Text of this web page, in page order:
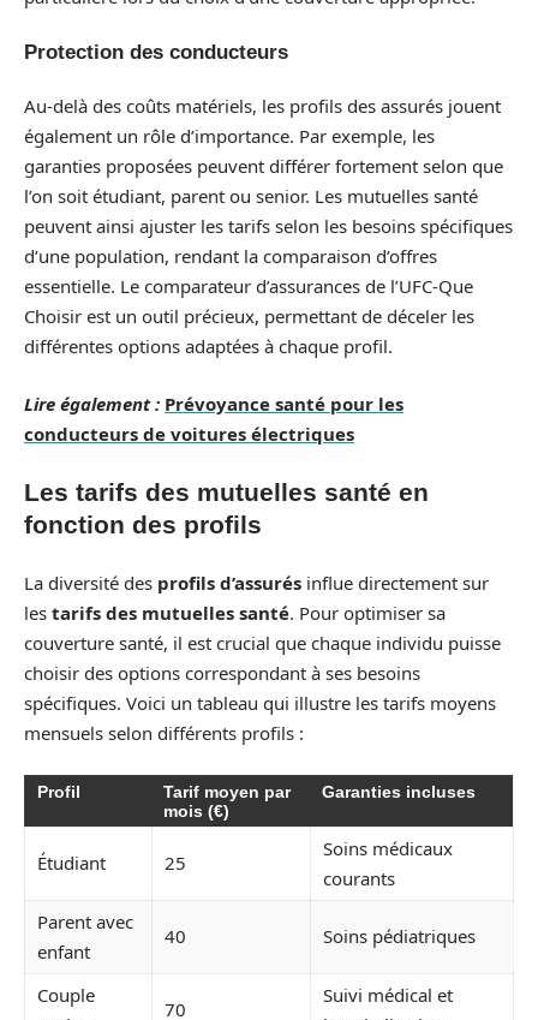
Protection des conducteurs
Au-delà des coûts matériels, les profils des assurés jouent
également un rôle d’importance. Par exemple, les
garanties proposées peuvent différer fortement selon que
l’on soit étudiant, parent ou senior. Les mutuelles santé
peuvent ainsi ajuster les tarifs selon les besoins spécifiques
d’une population, rendant la comparaison d’offres
essentielle. Le comparateur d’assurances de l’UFC-Que
Choisir est un outil précieux, permettant de déceler les
différentes options adaptées à chaque profil.
Lire également : Prévoyance santé pour les
conducteurs de voitures électriques
Les tarifs des mutuelles santé en
fonction des profils
La diversité des profils d’assurés influe directement sur
les tarifs des mutuelles santé. Pour optimiser sa
couverture santé, il est crucial que chaque individu puisse
choisir des options correspondant à ses besoins
spécifiques. Voici un tableau qui illustre les tarifs moyens
mensuels selon différents profils :
Profil
Tarif moyen par
mois (€)
Garanties incluses
Étudiant 25
Soins médicaux
courants
Parent avec
enfant
40 Soins pédiatriques
Couple
70
Suivi médical et